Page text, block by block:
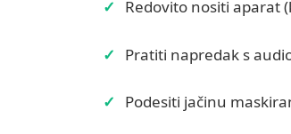
Redovito nositi aparat
Pratiti napredak s
Podesiti jačinu